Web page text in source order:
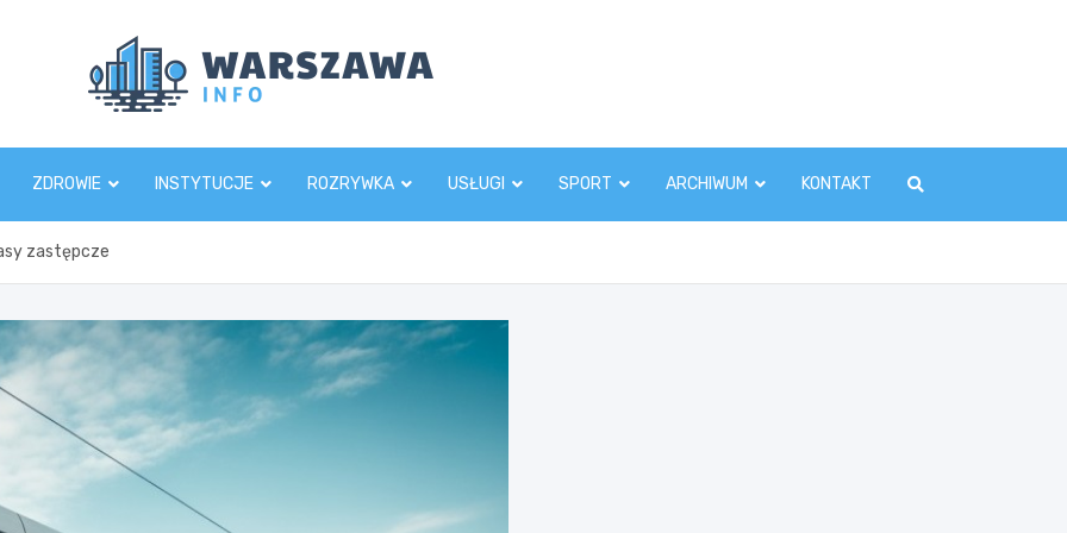
ZDROWIE INSTYTUCJE ROZRYWKA USŁUGI SPORT ARCHIWUM KONTAKT
zastępcze